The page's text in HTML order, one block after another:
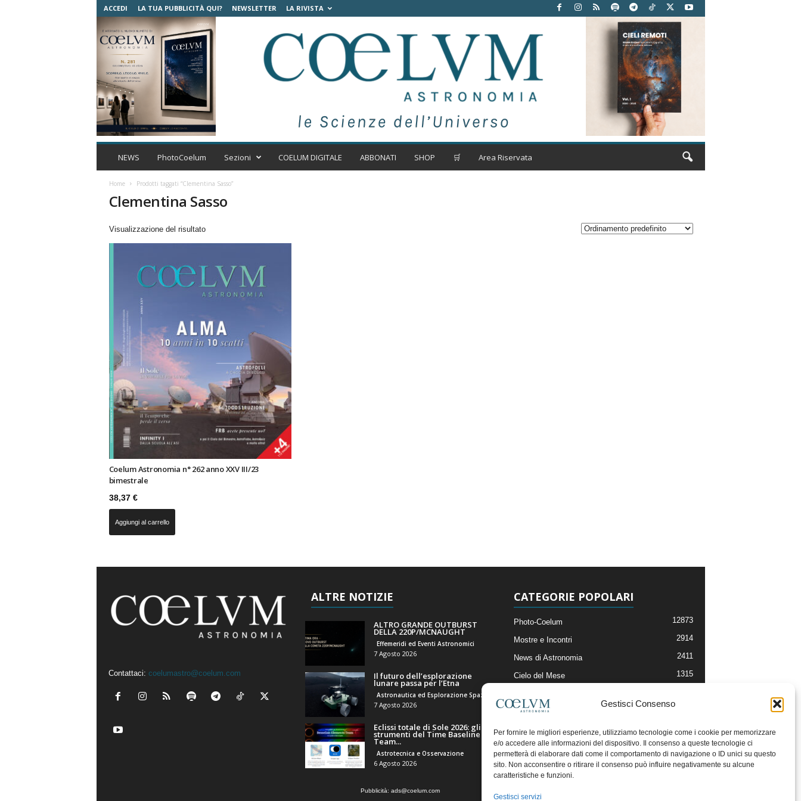
Gestisci Consenso
Per fornire le migliori esperienze, utilizziamo tecnologie come i cookie per memorizzare
e/o accedere alle informazioni del dispositivo. Il consenso a queste tecnologie ci
permetterà di elaborare dati come il comportamento di navigazione o ID unici su questo
sito. Non acconsentire o ritirare il consenso può influire negativamente su alcune
caratteristiche e funzioni.
Gestisci servizi
ACCEDI LA TUA PUBBLICITÀ QUI? NEWSLETTER LA RIVISTA
C
m
t
o
n
o
a
NEWS PhotoCoelum Sezioni COELUM DIGITALE ABBONATI SHOP 🛒 Area Riservata
Home Prodotti taggati “Clementina Sasso”
Clementina Sasso
Visualizzazione del risultato
Coelum Astronomia n° 262 anno XXV III/23
bimestrale
38,37 €
Aggiungi al carrello
Contattaci: coelumastro@coelum.com
ALTRE NOTIZIE
ALTRO GRANDE OUTBURST
DELLA 220P/MCNAUGHT
Effemeridi ed Eventi Astronomici
7 Agosto 2026
Il futuro dell’esplorazione
lunare passa per l’Etna
7 Agosto 2026
Eclissi totale di Sole 2026: gli
strumenti del Time Baseline
Team...
Astrotecnica e Osservazione
6 Agosto 2026
CATEGORIE POPOLARI
Photo-Coelum 12873
Mostre e Incontri 2914
News di Astronomia 2411
Cielo del Mese 1315
Articoli e Risorse On-Line
Il Blog della Redazione
Pubblicità: ads@coelum.com